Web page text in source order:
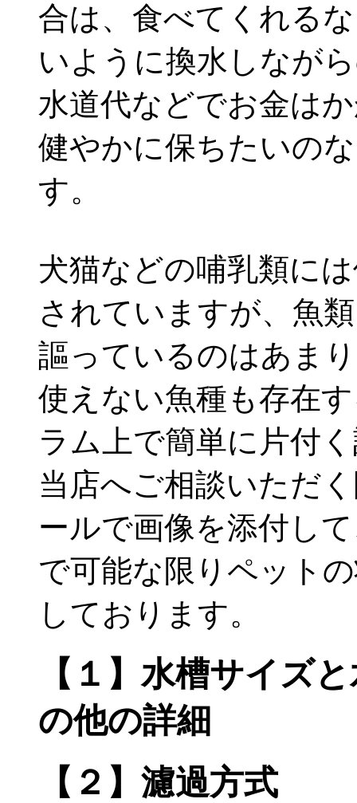
合は、食べてくれる
いように換水しなが
水道代などでお金は
健やかに保ちたいの
す。
犬猫などの哺乳類に
されていますが、魚
謳っているのはあま
使えない魚種も存在
ラム上で簡単に片付
当店へご相談いただ
ールで画像を添付し
で可能な限りペット
しております。
【１】水槽サイズ
の他の詳細
【２】濾過方式